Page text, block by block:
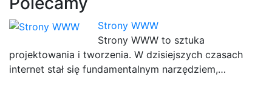
Strony WWW
Strony WWW to sztuka
projektowania i tworzenia. W dzisiejszych czasach
internet stał się fundamentalnym narzędziem,…